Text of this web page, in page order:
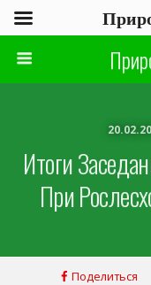
Итоги
При
Поделиться